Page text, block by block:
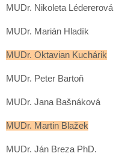
MUDr. Nikoleta Lédererová
MUDr. Marián Hladík
MUDr. Oktavian Kuchárik
MUDr. Peter Bartoň
MUDr. Jana Bašnáková
MUDr. Martin Blažek
MUDr. Ján Breza PhD.